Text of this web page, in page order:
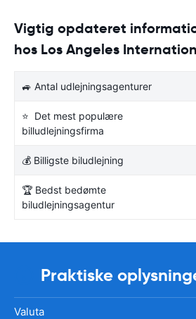
Vigtig opdateret
hos Los Angeles
🚙 Antal udlejningsagenturer
⭐ Det mest populære
billudlejningsfirma
💰 Billigste biludlejning
🏆 Bedst bedømte
biludlejningsagentur
Praktiske
Valuta